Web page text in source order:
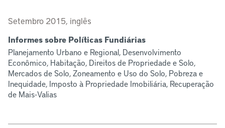
Setembro 2015, inglês
Informes sobre Políticas Fundiárias
Planejamento Urbano e Regional, Desenvolvimento
Econômico, Habitação, Direitos de Propriedade e Solo,
Mercados de Solo, Zoneamento e Uso do Solo, Pobreza e
Inequidade, Imposto à Propriedade Imobiliária, Recuperação
de Mais-Valias